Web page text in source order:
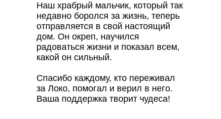
Наш храбрый мальчик, который так
недавно боролся за жизнь, теперь
отправляется в свой настоящий
дом. Он окреп, научился
радоваться жизни и показал всем,
какой он сильный.
Спасибо каждому, кто переживал
за Локо, помогал и верил в него.
Ваша поддержка творит чудеса!